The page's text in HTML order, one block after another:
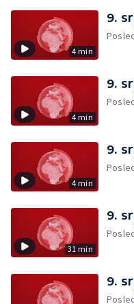
4 min
9.
4 min
9.
4 min
9.
31 min
9.
9.